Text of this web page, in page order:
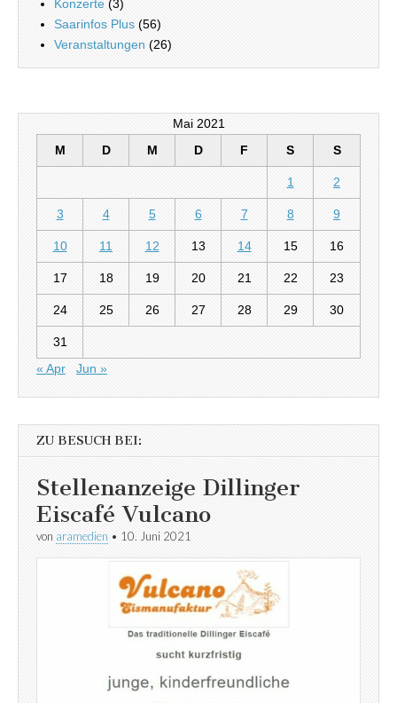
Konzerte (3)
Saarinfos Plus (56)
Veranstaltungen (26)
Mai 2021
M
D M D F S S
1 2
3 4 5 6 7 8 9
10 11 12 13 14 15 16
17 18 19 20 21 22 23
24 25 26 27 28 29 30
31
« Apr
Jun »
ZU BESUCH BEI:
Stellenanzeige Dillinger
Eiscafé Vulcano
von aramedien • 10. Juni 2021